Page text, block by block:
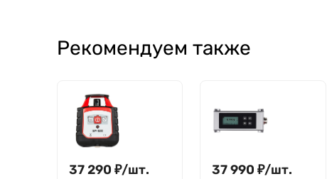
Рекомендуем также
37 290 ₽/шт. 37 990 ₽/шт.